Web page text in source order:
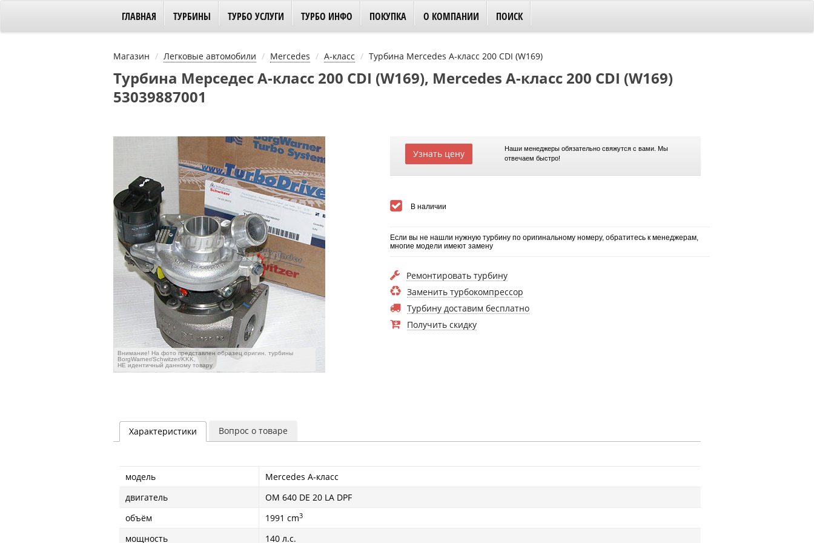
ГЛАВНАЯ ТУРБИНЫ ТУРБО УСЛУГИ ТУРБО ИНФО ПОКУПКА О КОМПАНИИ ПОИСК
Магазин Легковые автомобили Mercedes A-класс Турбина Mercedes A-класс 200 CDI (W169)
Турбина Мерседес А-класс 200 CDI (W169), Mercedes A-класс 200 CDI (W169)
53039887001
Внимание! На фото представлен образец оригин. турбины
BorgWarner/Schwitzer/KKK,
НЕ идентичный данному товару
Узнать цену
Наши менеджеры обязательно свяжутся с вами. Мы
отвечаем быстро!
В наличии
Если вы не нашли нужную турбину по оригинальному номеру, обратитесь к менеджерам,
многие модели имеют замену
Ремонтировать турбину
Заменить турбокомпрессор
Турбину доставим бесплатно
Получить скидку
Характеристики Вопрос о товаре
модель
Mercedes A-класс
двигатель
OM 640 DE 20 LA DPF
объём
1991 cm3
мощность
140 л.с.